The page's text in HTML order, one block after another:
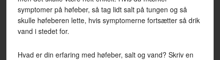
symptomer på høfeber, så tag lidt salt på tungen og så
skulle høfeberen lette, hvis symptomerne fortsætter så drik
vand i stedet for.
Hvad er din erfaring med høfeber, salt og vand? Skriv en